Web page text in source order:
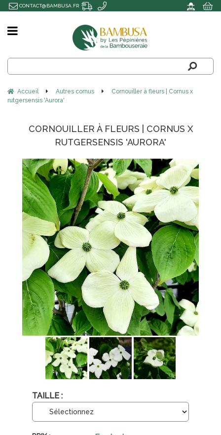
Accueil Autres cornus
Cornouiller à fleurs | Cornus x
rutgersensis 'Aurora'
CORNOUILLER À FLEURS | CORNUS X
RUTGERSENSIS 'AURORA'
TAILLE :
CONTACT@BAMBUSA.FR